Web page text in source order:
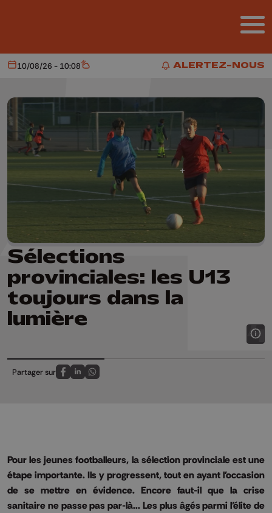
ALERTEZ-NOUS
ALERTEZ-NOUS
Aujourd'hui
10/08/26 - 10:08 Météo
Sélections
provinciales: les U13
toujours dans la
lumière
Partager sur
Partagez sur FaceBook
Partagez sur LinkedIn
Partagez sur Whatsapp
Pour les jeunes footballeurs, la sélection provinciale est une
étape importante. Ils y progressent, tout en ayant l'occasion
de se mettre en évidence. Encore faut-il que la crise
sanitaire ne passe pas par-là... Les plus âgés parmi l'élite de